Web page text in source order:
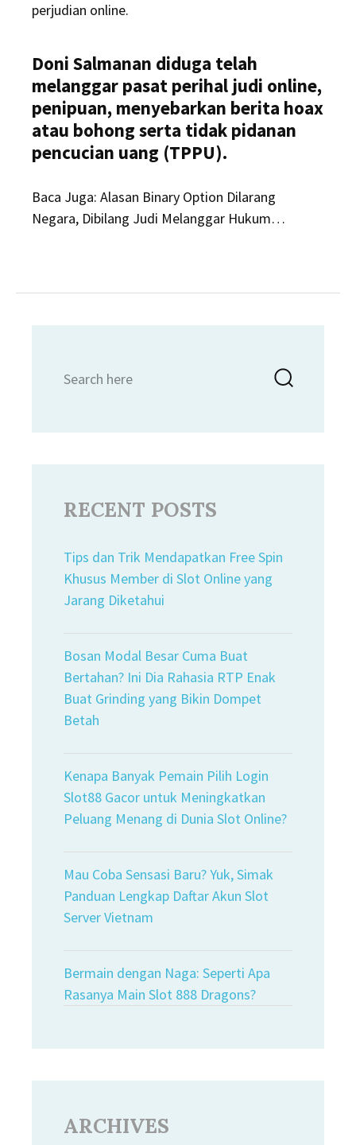
perjudian online.
Doni Salmanan diduga telah
melanggar pasat perihal judi online,
penipuan, menyebarkan berita hoax
atau bohong serta tidak pidanan
pencucian uang (TPPU).
Baca Juga: Alasan Binary Option Dilarang
Negara, Dibilang Judi Melanggar Hukum…
for:
RECENT POSTS
Tips dan Trik Mendapatkan Free Spin
Khusus Member di Slot Online yang
Jarang Diketahui
Bosan Modal Besar Cuma Buat
Bertahan? Ini Dia Rahasia RTP Enak
Buat Grinding yang Bikin Dompet
Betah
Kenapa Banyak Pemain Pilih Login
Slot88 Gacor untuk Meningkatkan
Peluang Menang di Dunia Slot Online?
Mau Coba Sensasi Baru? Yuk, Simak
Panduan Lengkap Daftar Akun Slot
Server Vietnam
Bermain dengan Naga: Seperti Apa
Rasanya Main Slot 888 Dragons?
ARCHIVES